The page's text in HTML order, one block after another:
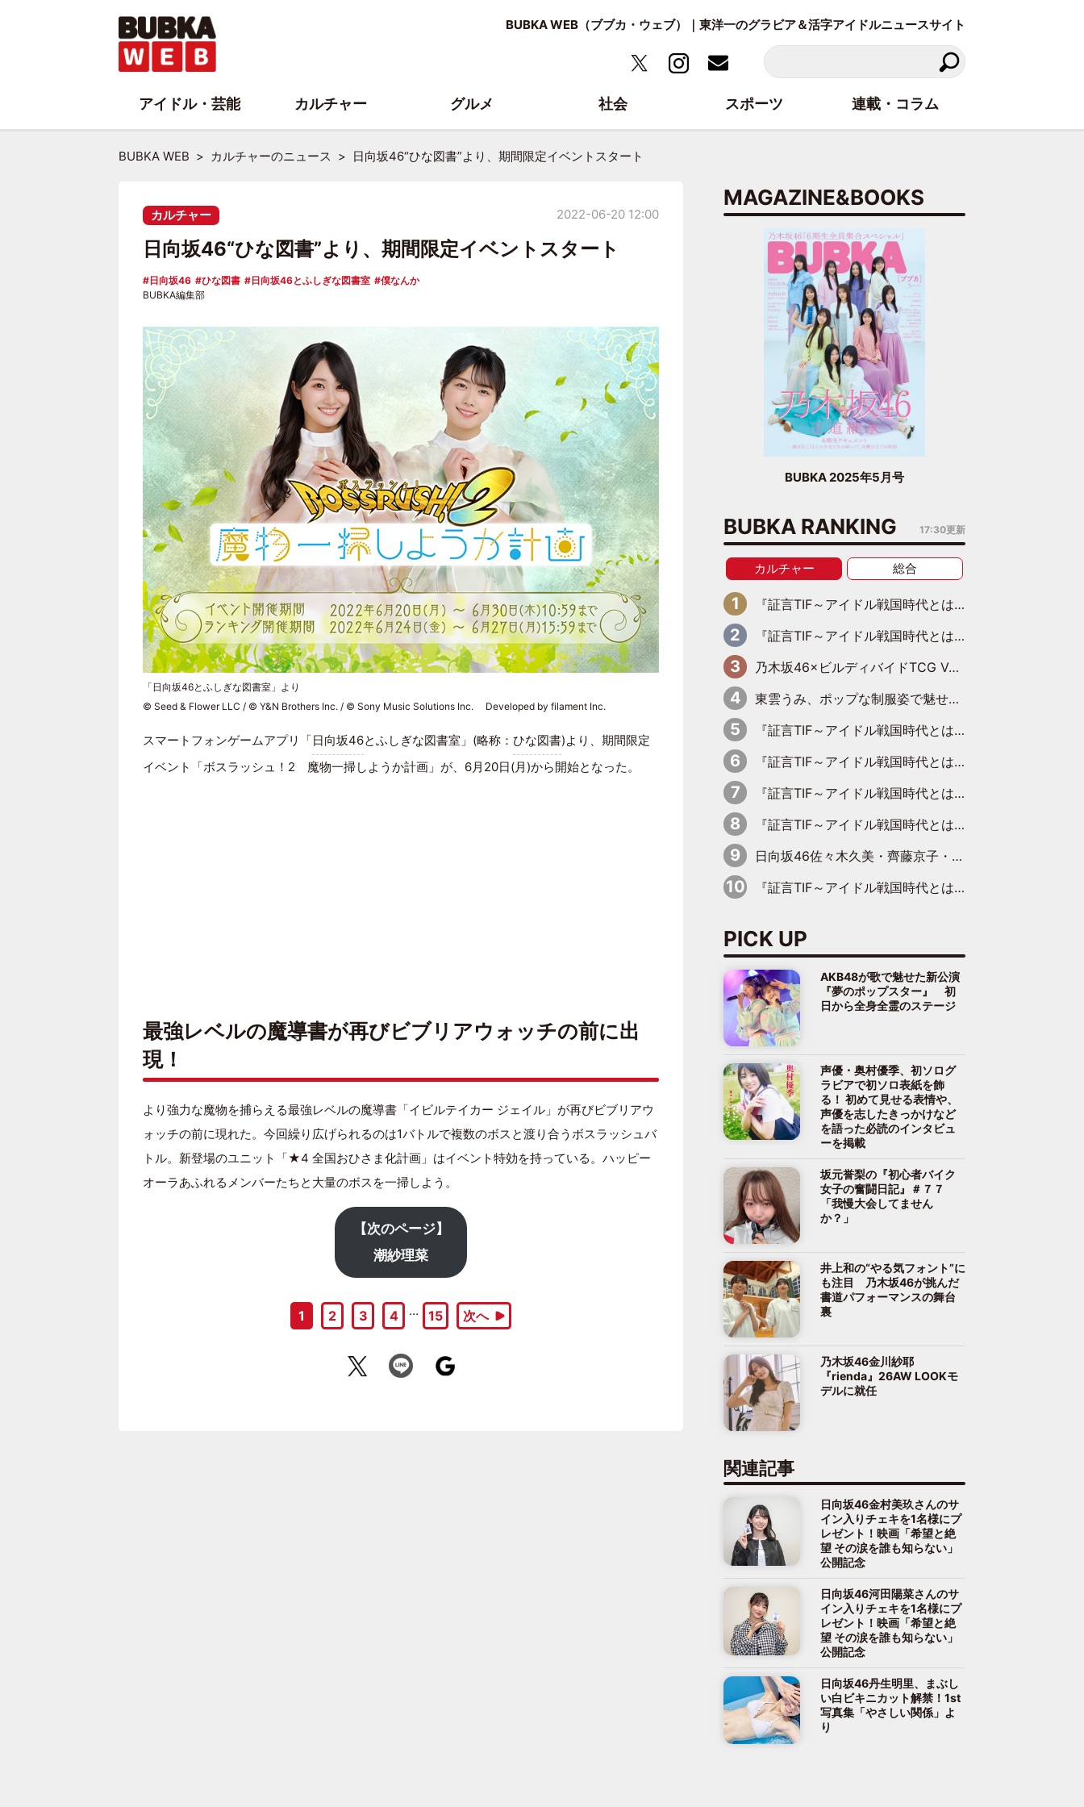
BUBKA WEB（ブブカ・ウェブ）｜東洋一のグラビア＆活字アイドルニュースサイト
BUBKA WEB カルチャーのニュース 日向坂46“ひな図書”より、期間限定イベントスタート
カルチャー 2022-06-20 12:00
日向坂46“ひな図書”より、期間限定イベントスタート
日向坂46 ひな図書 日向坂46とふしぎな図書室
僕なんか
BUBKA編集部
「日向坂46とふしぎな図書室」より
© Seed & Flower LLC / © Y&N Brothers Inc. / © Sony Music Solutions Inc. Developed by filament Inc.
スマートフォンゲームアプリ「日向坂46とふしぎな図書室」(略称： ひな図書)より、期間限定
イベント「ボスラッシュ！2 魔物一掃しようか計画」が、6月20日(月)から開始となった。
最強レベルの魔導書が再びビブリアウォッチの前に出
現！
より強力な魔物を捕らえる最強レベルの魔導書「イビルテイカー ジェイル」が再びビブリアウ
ォッチの前に現れた。今回繰り広げられるのは1バトルで複数のボスと渡り合うボスラッシュバ
トル。新登場のユニット「★4 全国おひさま化計画」はイベント特効を持っている。ハッピー
オーラあふれるメンバーたちと大量のボスを一掃しよう。
【次のページ】
潮紗理菜
1 2 3 4 … 15 次へ
MAGAZINE&BOOKS
BUBKA 2025年5月号
BUBKA RANKING 17:30更新
カルチャー 総合
『証言TIF～アイドル戦国時代とはなんだったのか～』第11回：私立恵比寿中学・真山りか×安本彩花「TIFで10年ぶりのキョンシーメイクをしたら、場を完全に引かせてしまって。時代が変わったんだなって」
『証言TIF～アイドル戦国時代とはなんだったのか～』第10回：さくら学院・武藤彩未×飯田らうら「正直、中3で辞めるというのを信じてなくて。そう言われてはいたけど、嘘でしょって」
乃木坂46×ビルディバイドTCG Vol.2公開 賀喜遥香＆田村真佑が『京まふ』ステージに登壇
東雲うみ、ポップな制服姿で魅せる“東雲グリーン”の正体
『証言TIF～アイドル戦国時代とはなんだったのか～』第8回：Negicco・Nao☆×Megu×Kaede「東京からオファーが来たのと、梨の皮剥きとどっちが大事なんだって」
『証言TIF～アイドル戦国時代とはなんだったのか～』第5回：元SUPER☆GiRLS・八坂沙織×宮崎理奈「パワープッシュアーティストみたいなのがあって、イトーヨーカドーさんがスポンサーについたり」
『証言TIF～アイドル戦国時代とはなんだったのか～』第2回【完全版】：元ぱすぽ☆・根岸愛×奥仲麻琴「……じつは、話はあったんですよ」復活宣言の約10カ月前に語っていた、再フライトの兆し
『証言TIF～アイドル戦国時代とはなんだったのか～』第7回：BiS・プー・ルイ×ミチバヤシリオ「誰もパンツは投げないですからね。でも、特に話題になった記憶もないです（笑）」
日向坂46佐々木久美・齊藤京子・丹生明里、一足お先に展覧会を見学
『証言TIF～アイドル戦国時代とはなんだったのか～』第1回：元アイドリング!!!・遠藤舞×森田涼花「ももクロを初めて見て、アイドリング!!!は無理だな、勝てないなって」
PICK UP
AKB48が歌で魅せた新公演
『夢のポップスター』 初
日から全身全霊のステージ
声優・奥村優季、初ソログ
ラビアで初ソロ表紙を飾
る！ 初めて見せる表情や、
声優を志したきっかけなど
を語った必読のインタビュ
ーを掲載
坂元誉梨の『初心者バイク
女子の奮闘日記』＃７７
「我慢大会してません
か？」
井上和の“やる気フォント”に
も注目 乃木坂46が挑んだ
書道パフォーマンスの舞台
裏
乃木坂46金川紗耶
『rienda』26AW LOOKモ
デルに就任
関連記事
日向坂46金村美玖さんのサ
イン入りチェキを1名様にプ
レゼント！映画「希望と絶
望 その涙を誰も知らない」
公開記念
日向坂46河田陽菜さんのサ
イン入りチェキを1名様にプ
レゼント！映画「希望と絶
望 その涙を誰も知らない」
公開記念
日向坂46丹生明里、まぶし
い白ビキニカット解禁！1st
写真集「やさしい関係」よ
り
アイドル・芸能 カルチャー グルメ 社会 スポーツ 連載・コラム